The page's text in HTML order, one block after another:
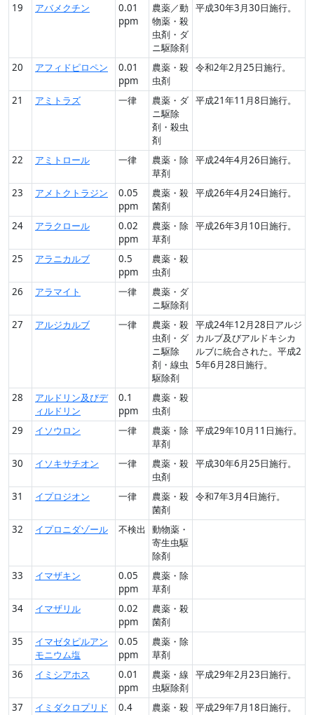
19
アバメクチン
0.01
ppm
農薬／動
物薬・殺
虫剤・ダ
ニ駆除剤
平成30年3月30日施行。
20 アフィドピロペン
0.01
ppm
農薬・殺
虫剤
令和2年2月25日施行。
21 アミトラズ 一律
農薬・ダ
ニ駆除
剤・殺虫
剤
平成21年11月8日施行。
22 アミトロール 一律
農薬・除
草剤
平成24年4月26日施行。
23 アメトクトラジン
0.05
ppm
農薬・殺
菌剤
平成26年4月24日施行。
24 アラクロール
0.02
ppm
農薬・除
草剤
平成26年3月10日施行。
25 アラニカルブ
0.5
ppm
農薬・殺
虫剤
26
アラマイト 一律
農薬・ダ
ニ駆除剤
27
アルジカルブ 一律
農薬・殺
虫剤・ダ
ニ駆除
剤・線虫
駆除剤
平成24年12月28日アルジ
カルブ及びアルドキシカ
ルブに統合された。平成2
5年6月28日施行。
28
アルドリン及びデ
ィルドリン
0.1
ppm
農薬・殺
虫剤
29
イソウロン 一律
農薬・除
草剤
平成29年10月11日施行。
30 イソキサチオン 一律
農薬・殺
虫剤
平成30年6月25日施行。
31 イプロジオン 一律
農薬・殺
菌剤
令和7年3月4日施行。
32 イプロニダゾール 不検出
動物薬・
寄生虫駆
除剤
33
イマザキン
0.05
ppm
農薬・除
草剤
34
イマザリル
0.02
ppm
農薬・殺
菌剤
35
イマゼタピルアン
モニウム塩
0.05
ppm
農薬・除
草剤
36
イミシアホス
0.01
ppm
農薬・線
虫駆除剤
平成29年2月23日施行。
37 イミダクロプリド
0.4
農薬・殺 平成29年7月18日施行。